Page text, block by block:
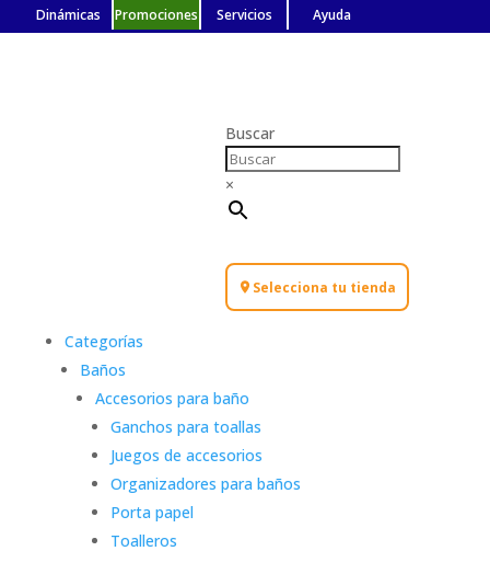
Dinámicas Promociones Servicios Ayuda
Categorías
Baños
Accesorios para baño
Ganchos para toallas
Juegos de accesorios
Organizadores para baños
Porta papel
Toalleros
Buscar
×
Selecciona tu tienda